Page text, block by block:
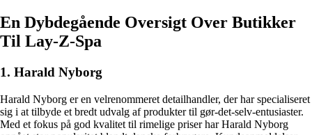
En Dybdegående Oversigt Over Butikker
Til Lay-Z-Spa
1. Harald Nyborg
Harald Nyborg er en velrenommeret detailhandler, der har specialiseret
sig i at tilbyde et bredt udvalg af produkter til gør-det-selv-entusiaster.
Med et fokus på god kvalitet til rimelige priser har Harald Nyborg